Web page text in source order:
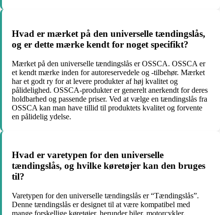
Hvad er mærket på den universelle tændingslås,
og er dette mærke kendt for noget specifikt?
Mærket på den universelle tændingslås er OSSCA. OSSCA er
et kendt mærke inden for autoreservedele og -tilbehør. Mærket
har et godt ry for at levere produkter af høj kvalitet og
pålidelighed. OSSCA-produkter er generelt anerkendt for deres
holdbarhed og passende priser. Ved at vælge en tændingslås fra
OSSCA kan man have tillid til produktets kvalitet og forvente
en pålidelig ydelse.
Hvad er varetypen for den universelle
tændingslås, og hvilke køretøjer kan den bruges
til?
Varetypen for den universelle tændingslås er “Tændingslås”.
Denne tændingslås er designet til at være kompatibel med
mange forskellige køretøjer, herunder biler, motorcykler,